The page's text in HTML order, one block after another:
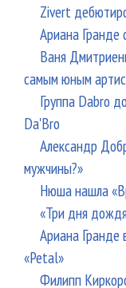
Zivert
Ариана Гранде
Ваня
самым юным
Группа Dabro
Da'Bro
Александр
мужчины?»
Нюша нашла
«Три дня
Ариана Гранде
«Petal»
Филипп